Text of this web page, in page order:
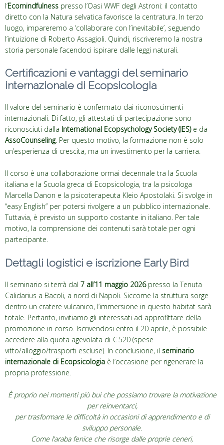
l’Ecomindfulness presso l’Oasi WWF degli Astroni: il contatto
diretto con la Natura selvatica favorisce la centratura. In terzo
luogo, impareremo a ‘collaborare con l’inevitabile’, seguendo
l’intuizione di Roberto Assagioli. Quindi, riscriveremo la nostra
storia personale facendoci ispirare dalle leggi naturali.
Certificazioni e vantaggi del seminario
internazionale di Ecopsicologia
Il valore del seminario è confermato dai riconoscimenti
internazionali. Di fatto, gli attestati di partecipazione sono
riconosciuti dalla International Ecopsychology Society (IES) e da
AssoCounseling. Per questo motivo, la formazione non è solo
un’esperienza di crescita, ma un investimento per la carriera.
Il corso è una collaborazione ormai decennale tra la Scuola
italiana e la Scuola greca di Ecopsicologia, tra la psicologa
Marcella Danon e la psicoterapeuta Kleio Apostolaki. Si svolge in
“easy English” per potersi rivolgere a un pubblico internazionale.
Tuttavia, è previsto un supporto costante in italiano. Per tale
motivo, la comprensione dei contenuti sarà totale per ogni
partecipante.
Dettagli logistici e iscrizione Early Bird
Il seminario si terrà dal 7 all’11 maggio 2026presso la Tenuta
Calidarius a Bacoli, a nord di Napoli. Siccome la struttura sorge
dentro un cratere vulcanico, l’immersione in questo habitat sarà
totale. Pertanto, invitiamo gli interessati ad approfittare della
promozione in corso. Iscrivendosi entro il 20 aprile, è possibile
accedere alla quota agevolata di € 520 (spese
vitto/alloggio/trasporti escluse). In conclusione, il seminario
internazionale di Ecopsicologia è l’occasione per rigenerare la
propria professione.
È proprio nei momenti più bui che possiamo trovare la motivazione
per reinventarci,
per trasformare le difficoltà in occasioni di apprendimento e di
sviluppo personale.
Come l’araba fenice che risorge dalle proprie ceneri,